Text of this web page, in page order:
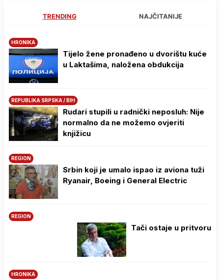
TRENDING NAJČITANIJE
HRONIKA
Tijelo žene pronađeno u dvorištu kuće
u Laktašima, naložena obdukcija
REPUBLIKA SRPSKA / BIH
Rudari stupili u radnički neposluh: Nije
normalno da ne možemo ovjeriti
knjižicu
REGION
Srbin koji je umalo ispao iz aviona tuži
Ryanair, Boeing i General Electric
REGION
Tači ostaje u pritvoru
HRONIKA